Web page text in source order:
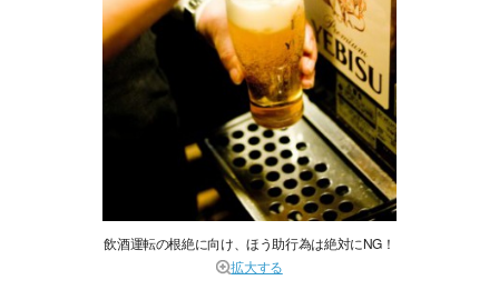
飲酒運転の根絶に向け、ほう助行為は絶対にNG！
拡大する